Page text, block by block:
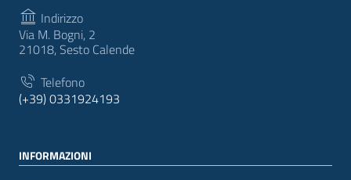
Indirizzo
Via M. Bogni, 2
21018, Sesto Calende
Telefono
(+39) 0331924193
INFORMAZIONI